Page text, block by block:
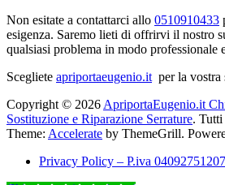
Non esitate a contattarci allo 0510910433
esigenza. Saremo lieti di offrirvi il nostro
qualsiasi problema in modo professionale
Scegliete apriportaeugenio.it per la vostra
Copyright © 2026 ApriportaEugenio.it
Sostituzione e Riparazione Serrature.
Theme: Accelerate by ThemeGrill.
Privacy Policy – P.iva 04092751207